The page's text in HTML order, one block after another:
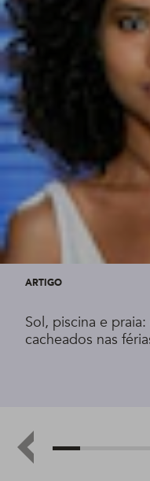
ARTIGO
Sol, piscina e
cacheados nas